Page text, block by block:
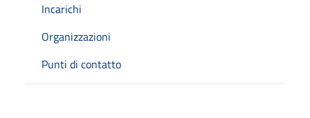
Incarichi
Organizzazioni
Punti di contatto